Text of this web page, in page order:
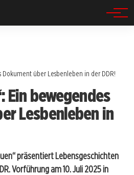
Dokument über Lesbenleben in der DDR!
Ein bewegendes
Lesbenleben in
präsentiert Lebensgeschichten
Vorführung am 10. Juli 2025 in